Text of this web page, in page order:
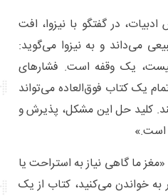
در گفتگو با نیزوا، افت
می‌داند و به نیزوا می‌گوید:
یک وقفه است. فشارهای
یک کتاب فوق‌العاده می‌تواند
کلید حل این مشکل، پذیرش و
است.»
ما گاهی نیاز به استراحت یا
به خواندن می‌کنید، کتاب از یک